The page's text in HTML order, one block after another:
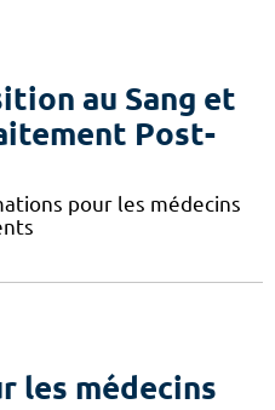
au Sang et
Post-
pour les médecins
les médecins